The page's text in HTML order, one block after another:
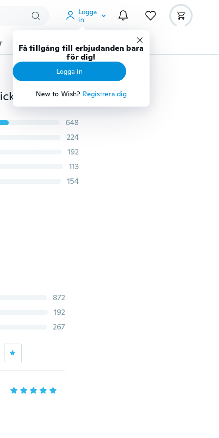
Logga
in
Få tillgång till erbjudanden bara
för dig!
Logga in
New to Wish? Registrera dig
Djurtillbehör Teknikprylar Mer
Unisex rolig 3D-tryckt söt hundt-shirt svart schäfer i fickbomullstoppar
648
224
192
113
154
872
192
267